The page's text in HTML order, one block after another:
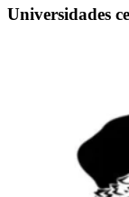
Universidades